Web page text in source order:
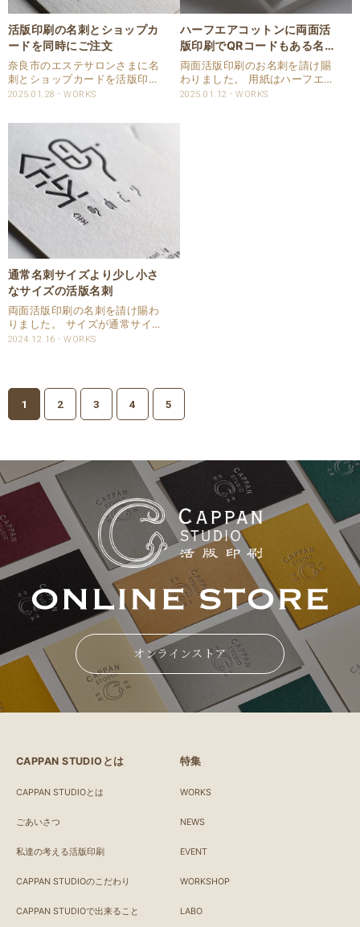
活版印刷の名刺とショップカ
ードを同時にご注文
奈良市のエステサロンさまに名
刺とショップカードを活版印刷
で請け賜わりました。 お名刺に
図が入っています。 地図のデザ
インは活版印刷での再現に向い
た内容になってい..
2025.01.28 WORKS
ハーフエアコットンに両面活
版印刷でQRコードもある名
刺
両面活版印刷のお名刺を請け賜
わりました。 用紙はハーフエア
コットンを使用させて頂きまし
2025.01.12 WORKS
通常名刺サイズより少し小さ
なサイズの活版名刺
両面活版印刷の名刺を請け賜わ
りました。 サイズが通常サイズ
より少し小さなサイズでご指定
格は同じです。 ご希..
2024.12.16 WORKS
1 2 3 4 5
オンラインストア
CAPPAN STUDIOとは
CAPPAN STUDIOとは
ごあいさつ
私達の考える活版印刷
CAPPAN STUDIOのこだわり
CAPPAN STUDIOで出来ること
特集
WORKS
NEWS
EVENT
WORKSHOP
LABO